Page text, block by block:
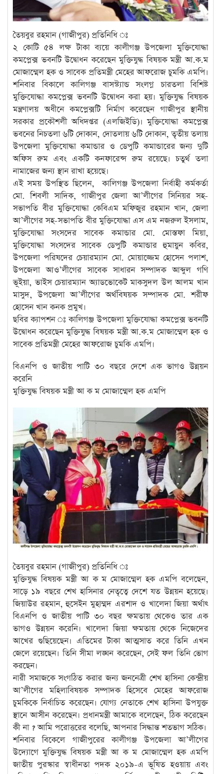
তৈয়বুর রহমান (গাজীপুর) প্রতিনিধি ঃ
২ কোটি ৫৪ লক্ষ টাকা ব্যয়ে কালীগঞ্জ উপজেলা মুক্তিযোদ্ধা
কমপ্লেক্স ভবনটি উদ্বোধন করেছেন মুক্তিযুদ্ধ বিষয়ক মন্ত্রী আ.ক.ম
মোজাম্মেল হক ও সাবেক প্রতিমন্ত্রী মেহের আফরোজ চুমকি এমপি।
শনিবার বিকালে কালিগঞ্জ বাসস্ট্যান্ড সংলগ্ন চারতলা বিশিষ্ট
মুক্তিযোদ্ধা কমপ্লেক্স ভবনটি উদ্বোধন করা হয়। মুক্তিযুদ্ধ বিষয়ক
মন্ত্রণালয় অধীনে কমপ্লেক্সটি নির্মাণ করেছেন গাজীপুর স্থানীয়
সরকার প্রকৌশলী অধিদপ্তর (এলজিইডি)। মুক্তিযোদ্ধা কমপ্লেক্স
ভবনের নিচতলা ৬টি দোকান, দোতলায় ৬টি দোকান, তৃতীয় তলায়
উপজেলা মুক্তিযোদ্ধা কমান্ডার ও ডেপুটি কমান্ডারের জন্য দুটি
অফিস রুম এবং একটি কনফারেন্স রুম রয়েছে। চতুর্থ তলা
নামাজের জন্য স্থান রাখা হয়েছে।
এই সময় উপস্থিত ছিলেন, কালিগঞ্জ উপজেলা নির্বাহী কর্মকর্তা
মো. শিবলী সাদিক, গাজীপুর জেলা আ’লীগের সিনিয়র সহ-
সভাপতি বীর মুক্তিযোদ্ধা কেবিএম মফিজুর রহমান খান, জেলা
আ’লীগের সহ-সভাপতি বীর মুক্তিযোদ্ধা এস এম নজরুল ইসলাম,
মুক্তিযোদ্ধা সংসদের সাবেক কমান্ডার মো. মোস্তফা মিয়া,
মুক্তিযোদ্ধা সংসদের সাবেক ডেপুটি কমান্ডার হুমায়ুন কবির,
উপজেলা পরিষদের চেয়ারম্যান মো. মোয়াজ্জেম হোসেন পলাশ,
উপজেলা আও’লীগের সাবেক সাধারন সম্পাদক আব্দুল গণি
ভূইয়া, ভাইস চেয়ারম্যান অ্যাডভোকেট মাকসুদল উল আলম খান
মাসুদ, উপজেলা আ’লীগের অর্থবিষয়ক সম্পাদক মো. শরীফ
হোসেন খান কনক প্রমুখ।
ছবির ক্যাপশন ঃ কালিগঞ্জ উপজেলা মুক্তিযোদ্ধা কমপ্লেক্স ভবনটি
উদ্বোধন করেছেন মুক্তিযুদ্ধ বিষয়ক মন্ত্রী আ.ক.ম মোজাম্মেল হক ও
সাবেক প্রতিমন্ত্রী মেহের আফরোজ চুমকি এমপি।
বিএনপি ও জাতীয় পাটি ৩০ বছরে দেশে এক ভাগও উন্নয়ন
করেনি
মুক্তিযুদ্ধ বিষয়ক মন্ত্রী আ ক ম মোজাম্মেল হক এমপি
তৈয়বুর রহমান (গাজীপুর) প্রতিনিধি ঃ
মুক্তিযুদ্ধ বিষয়ক মন্ত্রী আ ক ম মোজাম্মেল হক এমপি বলেছেন,
সাড়ে ১৯ বছরে শেখ হাসিনার নেতৃত্বে দেশে যত উন্নয়ন হয়েছে।
জিয়াউর রহমান, হুসেইন মুহাম্মদ এরশাদ ও খালেদা জিয়া অর্থাৎ
বিএনপি ও জাতীয় পাটি ৩০ বছর ক্ষমতায় থেকেও তার এক
ভাগও উন্নয়ন করেনি। খালেদা জিয়া ক্ষমতায় থেকে নিজেদের
আখের গুছিয়েছেন। এতিমের টাকা আত্মসাত করে তিনি এখন
জেলে রয়েছেন। তিনি সীমা লঙ্ঘন করেছেন, সেই ফল তিনি ভোগ
করছেন।
নারী সমাজকে সংগঠিত করার জন্য জননেত্রী শেখ হাসিনা কেন্দ্রীয়
আ’লীগের মহিলাবিষয়ক সম্পাদক হিসেবে মেহের আফরোজ
চুমকিকে নির্বাচিত করেছেন। যোগ্য নেতাকে শেখ হাসিনা উপযুক্ত
স্থানে আসীন করেছেন। প্রধানমন্ত্রী আমাকে বলেছেন, ঠিক করেছেন
কী না ? আমি পরোত্তরের বলেছি, আপনার সিদ্ধান্ত শতভাগ সঠিক।
শনিবার বিকেলে গাজীপুরের কালীগঞ্জ উপজেলা আ’লীগের
উদ্যোগে মুক্তিযুদ্ধ বিষয়ক মন্ত্রী আ ক ম মোজাম্মেল হক এমপি
জাতীয় পুরস্কার স্বাধীনতা পদক ২০১৯-এ ভূষিত হওয়ায় এবং